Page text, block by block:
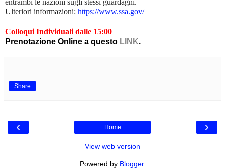
entrambi le nazioni sugli stessi guardagni.
Ulteriori informazioni: https://www.ssa.gov/
Colloqui Individuali dalle 15:00
Prenotazione Online a questo LINK.
Share
‹ ›
Home
View web version
Powered by Blogger.